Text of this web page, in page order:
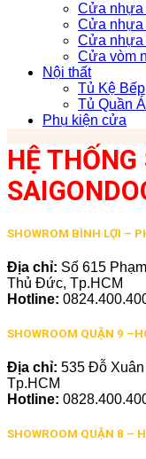
Cửa nhựa
Cửa nhựa
Cửa nhựa
Cửa vòm
Nội thất
Tủ Kệ Bếp
Tủ Quần
Phụ kiện cửa
HỆ
SHOWROM BÌNH LỢI –
Địa chỉ: Số 615
Thủ Đức, Tp.HCM
Hotline:
SHOWROOM QUẬN 9
Địa chỉ: 535 Đỗ
Tp.HCM
Hotline:
SHOWROOM QUẬN 8 –